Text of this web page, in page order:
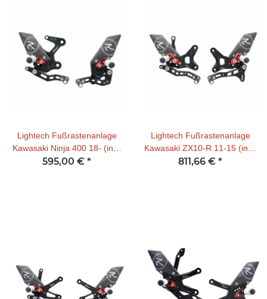
Lightech Fußrastenanlage
Kawasaki Ninja 400 18- (incl.
ABE ) R-Version
595,00 € *
Lightech Fußrastenanlage
Kawasaki ZX10-R 11-15 (incl.
ABE ) R-Version
811,66 € *